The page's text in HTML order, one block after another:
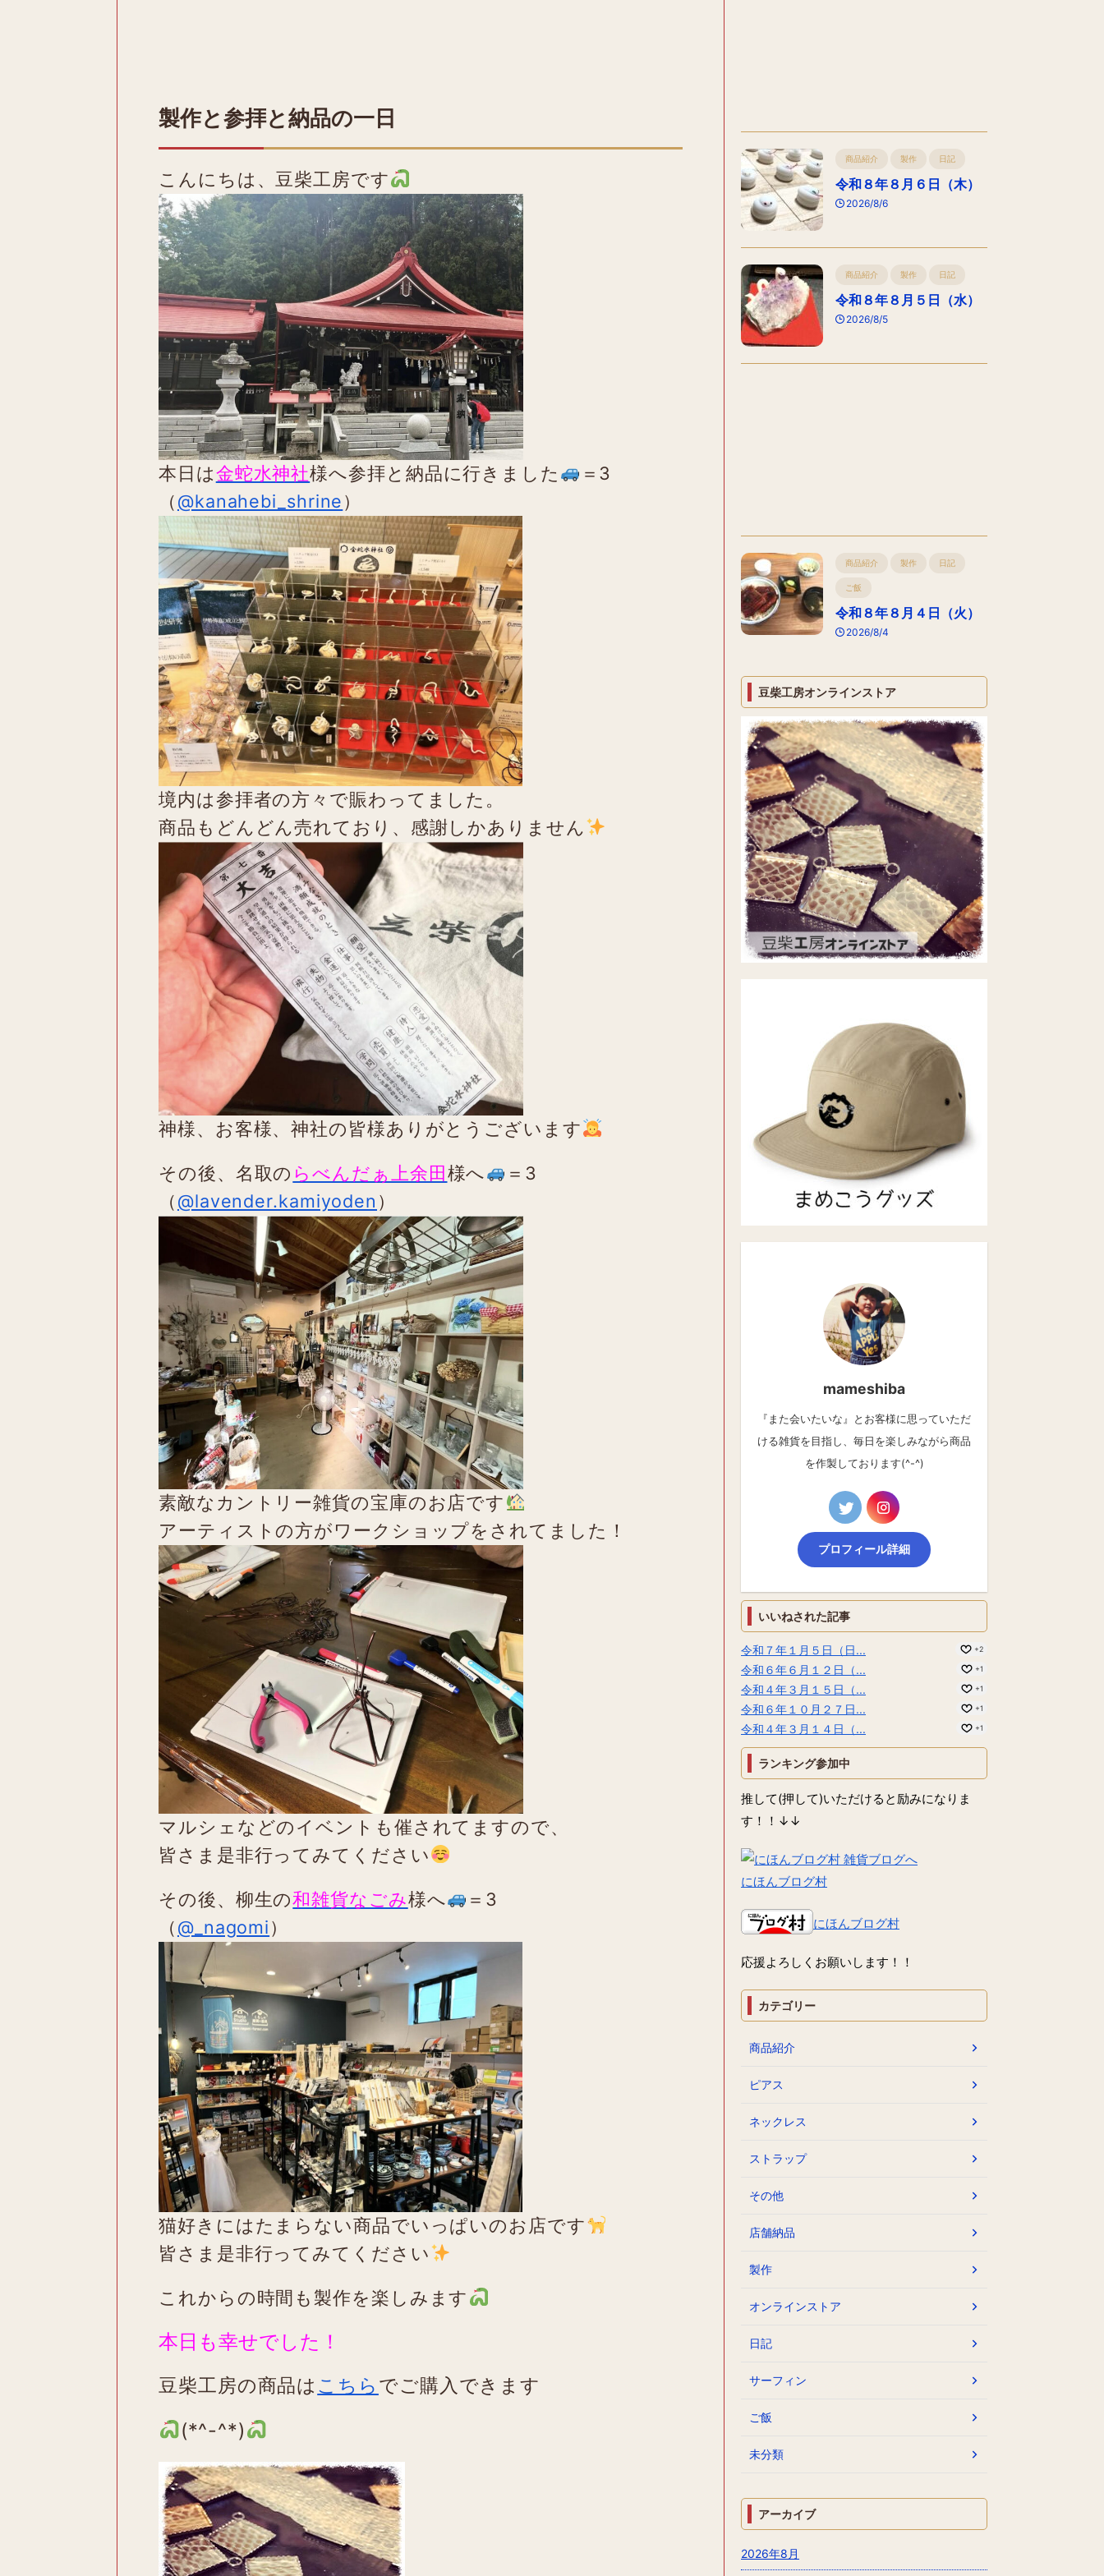
製作と参拝と納品の一日
こんにちは、豆柴工房です
本日は金蛇水神社様へ参拝と納品に行きました
＝3
（@kanahebi_shrine）
境内は参拝者の方々で賑わってました。
商品もどんどん売れており、感謝しかありません
神様、お客様、神社の皆様ありがとうございます
その後、名取の らべんだぁ上余田様へ
＝3
（@lavender.kamiyoden ）
素敵なカントリー雑貨の宝庫のお店です
アーティストの方がワークショップをされてました！
マルシェなどのイベントも催されてますので、
皆さま是非行ってみてください
その後、柳生の和雑貨なごみ様へ
＝3
（@_nagomi）
猫好きにはたまらない商品でいっぱいのお店です
皆さま是非行ってみてください
これからの時間も製作を楽しみます
本日も幸せでした！
豆柴工房の商品は こちら でご購入できます
(*^-^*)
商品紹介 製作 日記
令和８年８月６日（木）
2026/8/6
商品紹介 製作 日記
令和８年８月５日（水）
2026/8/5
商品紹介 製作 日記
ご飯
令和８年８月４日（火）
2026/8/4
豆柴工房オンラインストア
mameshiba
『また会いたいな』とお客様に思っていただ
ける雑貨を目指し、毎日を楽しみながら商品
を作製しております(^-^)
プロフィール詳細
いいねされた記事
令和７年１月５日（日... +2
令和６年６月１２日（... +1
令和４年３月１５日（... +1
令和６年１０月２７日... +1
令和４年３月１４日（... +1
ランキング参加中
推して(押して)いただけると励みになりま
す！！↓↓
にほんブログ村
にほんブログ村
応援よろしくお願いします！！
カテゴリー
商品紹介
ピアス
ネックレス
ストラップ
その他
店舗納品
製作
オンラインストア
日記
サーフィン
ご飯
未分類
アーカイブ
2026年8月